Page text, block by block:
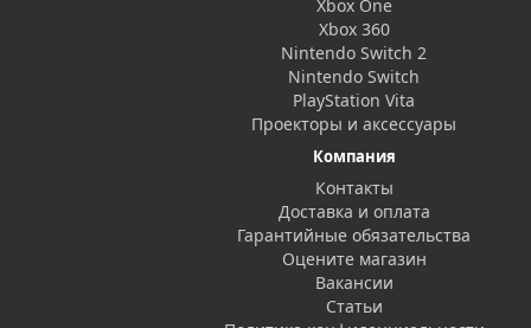
Xbox One
Xbox 360
Nintendo Switch 2
Nintendo Switch
PlayStation Vita
Проекторы и аксессуары
Компания
Контакты
Доставка и оплата
Гарантийные обязательства
Оцените магазин
Вакансии
Статьи